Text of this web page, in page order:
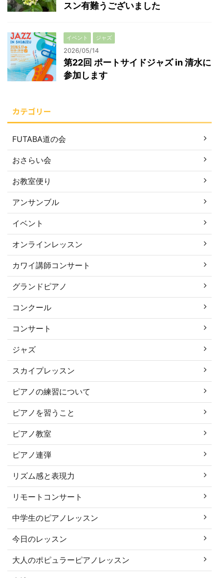
スン有難うございました
イベント ジャズ
2026/05/14
第22回 ポートサイドジャズ in 清水に
参加します
カテゴリー
FUTABA道の会
おさらい会
お教室便り
アンサンブル
イベント
オンラインレッスン
カワイ講師コンサート
グランドピアノ
コンクール
コンサート
ジャズ
スカイプレッスン
ピアノの練習について
ピアノを習うこと
ピアノ教室
ピアノ連弾
リズム感と表現力
リモートコンサート
中学生のピアノレッスン
今日のレッスン
大人のポピュラーピアノレッスン